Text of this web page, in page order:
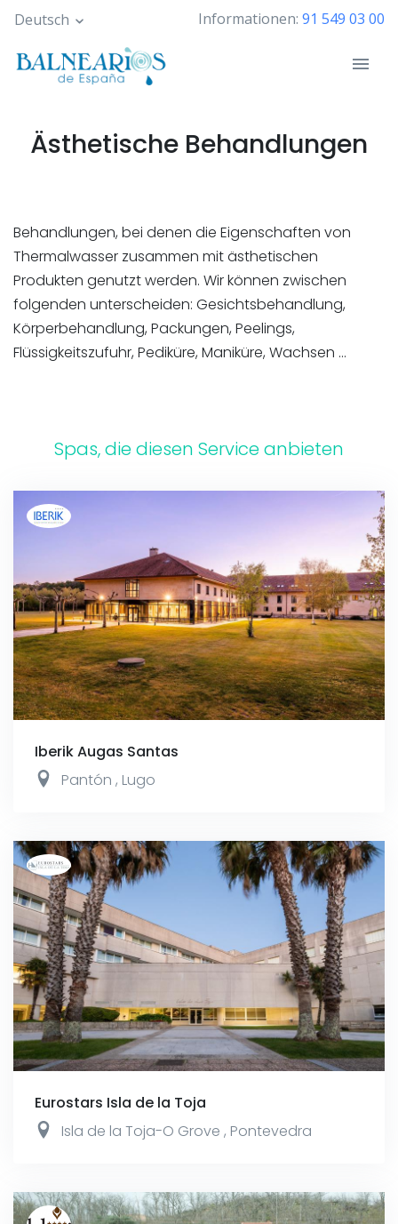
Skip
main
content
Deutsch Informationen: 91 549 03 00
Ästhetische Behandlungen
Behandlungen, bei denen die Eigenschaften von
Thermalwasser zusammen mit ästhetischen
Produkten genutzt werden. Wir können zwischen
folgenden unterscheiden: Gesichtsbehandlung,
Körperbehandlung, Packungen, Peelings,
Flüssigkeitszufuhr, Pediküre, Maniküre, Wachsen ...
Spas, die diesen Service anbieten
Iberik Augas Santas
Pantón , Lugo
Eurostars Isla de la Toja
Isla de la Toja-O Grove , Pontevedra